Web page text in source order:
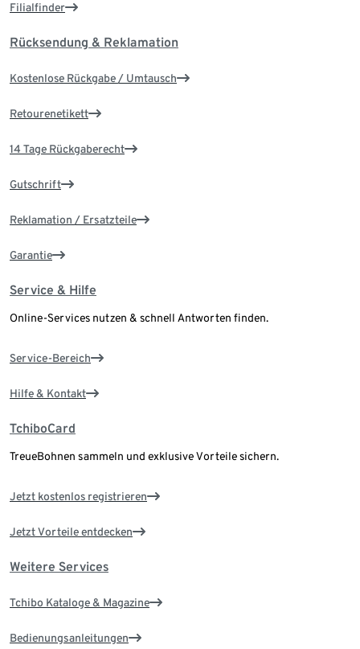
Filialfinder
Rücksendung & Reklamation
Kostenlose Rückgabe / Umtausch
Retourenetikett
14 Tage Rückgaberecht
Gutschrift
Reklamation / Ersatzteile
Garantie
Service & Hilfe
Online-Services nutzen & schnell Antworten finden.
Service-Bereich
Hilfe & Kontakt
TchiboCard
TreueBohnen sammeln und exklusive Vorteile sichern.
Jetzt kostenlos registrieren
Jetzt Vorteile entdecken
Weitere Services
Tchibo Kataloge & Magazine
Bedienungsanleitungen